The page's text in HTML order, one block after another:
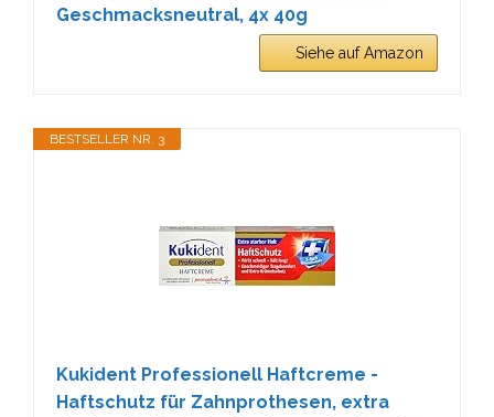
Geschmacksneutral, 4x 40g
Siehe auf Amazon
BESTSELLER NR. 3
Kukident Professionell Haftcreme -
Haftschutz für Zahnprothesen, extra